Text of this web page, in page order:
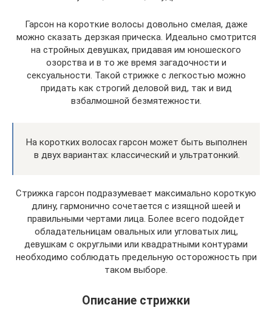
Гарсон на короткие волосы довольно смелая, даже
можно сказать дерзкая прическа. Идеально смотрится
на стройных девушках, придавая им юношеского
озорства и в то же время загадочности и
сексуальности. Такой стрижке с легкостью можно
придать как строгий деловой вид, так и вид
взбалмошной безмятежности.
На коротких волосах гарсон может быть выполнен
в двух вариантах: классический и ультратонкий.
Стрижка гарсон подразумевает максимально короткую
длину, гармонично сочетается с изящной шеей и
правильными чертами лица. Более всего подойдет
обладательницам овальных или угловатых лиц,
девушкам с округлыми или квадратными контурами
необходимо соблюдать предельную осторожность при
таком выборе.
Описание стрижки